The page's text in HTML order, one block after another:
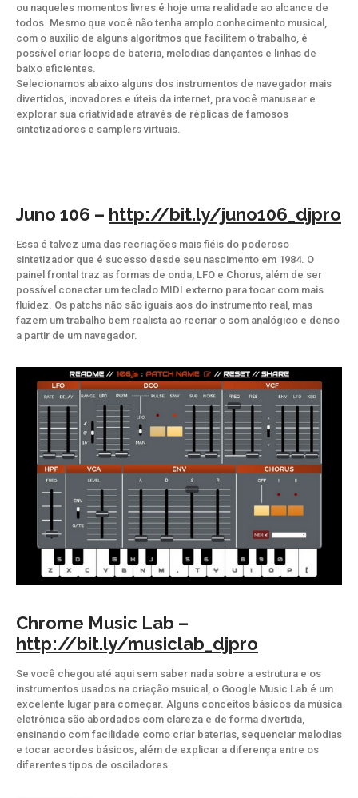
ou naqueles momentos livres é hoje uma realidade ao alcance de
todos. Mesmo que você não tenha amplo conhecimento musical,
com o auxílio de alguns algoritmos que facilitem o trabalho, é
possível criar loops de bateria, melodias dançantes e linhas de
baixo eficientes.
Selecionamos abaixo alguns dos instrumentos de navegador mais
divertidos, inovadores e úteis da internet, pra você manusear e
explorar sua criatividade através de réplicas de famosos
sintetizadores e samplers virtuais.
Juno 106 – http://bit.ly/juno106_djpro
Essa é talvez uma das recriações mais fiéis do poderoso
sintetizador que é sucesso desde seu nascimento em 1984. O
painel frontal traz as formas de onda, LFO e Chorus, além de ser
possível conectar um teclado MIDI externo para tocar com mais
fluidez. Os patchs não são iguais aos do instrumento real, mas
fazem um trabalho bem realista ao recriar o som analógico e denso
a partir de um navegador.
Chrome Music Lab –
http://bit.ly/musiclab_djpro
Se você chegou até aqui sem saber nada sobre a estrutura e os
instrumentos usados na criação msuical, o Google Music Lab é um
excelente lugar para começar. Alguns conceitos básicos da música
eletrônica são abordados com clareza e de forma divertida,
ensinando com facilidade como criar baterias, sequenciar melodias
e tocar acordes básicos, além de explicar a diferença entre os
diferentes tipos de osciladores.